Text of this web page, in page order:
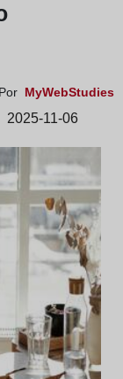
Por MyWebStudies
2025-11-06